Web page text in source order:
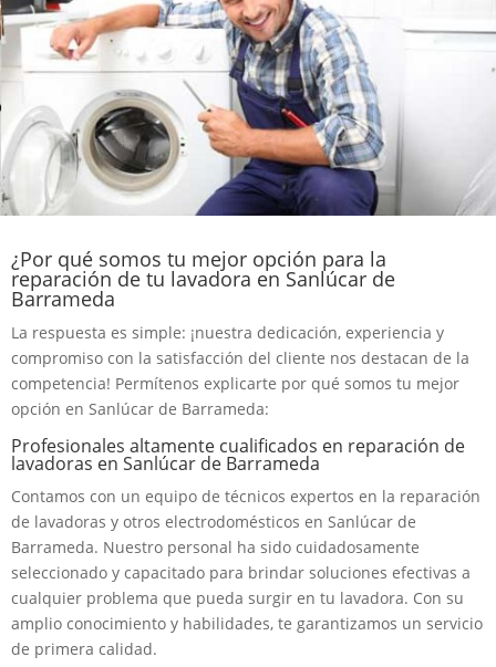
¿Por qué somos tu mejor opción para la
reparación de tu lavadora en Sanlúcar de
Barrameda
La respuesta es simple: ¡nuestra dedicación, experiencia y
compromiso con la satisfacción del cliente nos destacan de la
competencia! Permítenos explicarte por qué somos tu mejor
opción en Sanlúcar de Barrameda:
Profesionales altamente cualificados en reparación de
lavadoras en Sanlúcar de Barrameda
Contamos con un equipo de técnicos expertos en la reparación
de lavadoras y otros electrodomésticos en Sanlúcar de
Barrameda. Nuestro personal ha sido cuidadosamente
seleccionado y capacitado para brindar soluciones efectivas a
cualquier problema que pueda surgir en tu lavadora. Con su
amplio conocimiento y habilidades, te garantizamos un servicio
de primera calidad.